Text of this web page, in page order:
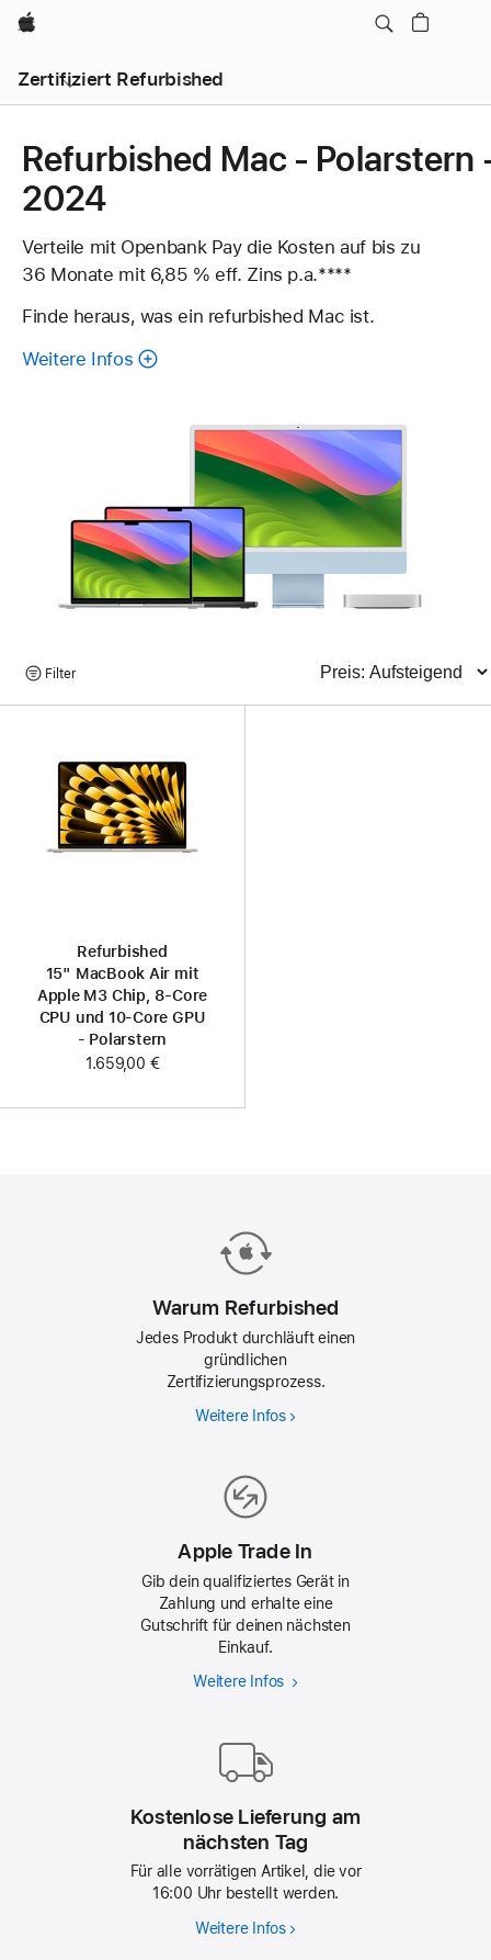
Apple
Zertifiziert Refurbished
Refurbished Mac - Polarstern
2024
Verteile mit Openbank Pay die Kosten auf bis zu
36 Monate mit 6,85 % eff. Zins p.a.Fußnote
****
Finde heraus, was ein refurbished Mac ist.
Weitere Infos
Produkte
suchen
Filter
Refurbished
15" MacBook Air mit
Apple M3 Chip, 8‑Core
CPU und 10‑Core GPU
- Polarstern
1.659,00 €
Warum Refurbished
Jedes Produkt durchläuft einen
gründlichen
Zertifizierungsprozess.
Weitere InfosWarum
Apple Trade In
Gib dein qualifiziertes Gerät in
Zahlung und erhalte eine
Gutschrift für deinen nächsten
Einkauf.
Weitere Infos Apple
Kostenlose Lieferung am
nächsten Tag
Für alle vorrätigen Artikel, die vor
16:00 Uhr bestellt werden.
Weitere InfosKostenlose